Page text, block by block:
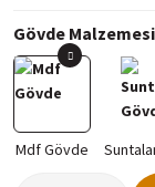
Gövde Malzemesi